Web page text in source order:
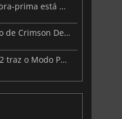
GTA VI: Para além dos atrasos, a obra-prima está quase a chegar
Pearl Abyss revela imagens de jogo de Crimson Desert para a PS5
A atualização da Nintendo Switch 2 traz o Modo Portátil aos jogos mais antigos da Switch